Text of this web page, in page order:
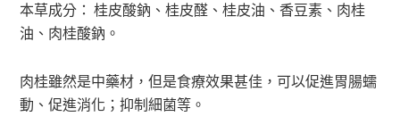
本草成分： 桂皮酸鈉、桂皮醛、桂皮油、香豆素、肉桂
油、肉桂酸鈉。
肉桂雖然是中藥材，但是食療效果甚佳，可以促進胃腸蠕
動、促進消化；抑制細菌等。